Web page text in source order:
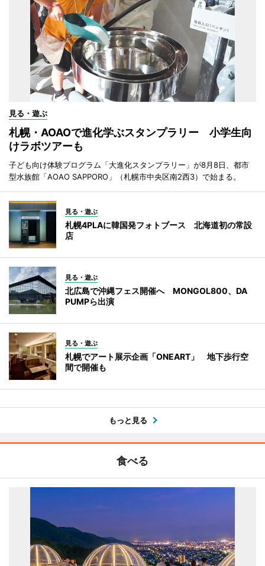
見る・遊ぶ
札幌・AOAOで進化学ぶスタンプラリー 小学生向
けラボツアーも
子ども向け体験プログラム「大進化スタンプラリー」が8月8日、都市
型水族館「AOAO SAPPORO」（札幌市中央区南2西3）で始まる。
見る・遊ぶ
札幌4PLAに韓国発フォトブース 北海道初の常設
店
見る・遊ぶ
北広島で沖縄フェス開催へ MONGOL800、DA
PUMPら出演
見る・遊ぶ
札幌でアート展示企画「ONEART」 地下歩行空
間で開催も
もっと見る
食べる